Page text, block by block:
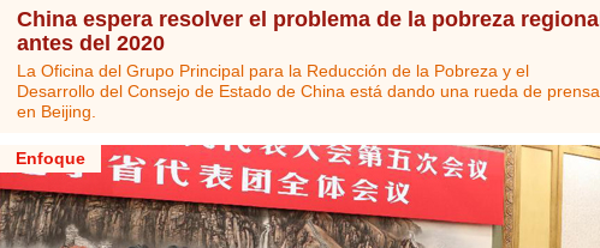
China espera resolver el problema de la pobreza regional
antes del 2020
La Oficina del Grupo Principal para la Reducción de la Pobreza y el
Desarrollo del Consejo de Estado de China está dando una rueda de prensa
en Beijing.
Enfoque